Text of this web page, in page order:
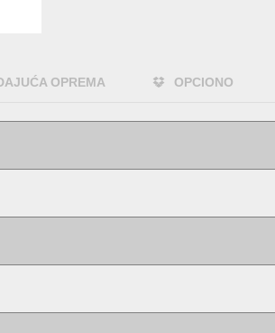
OPREMA OPCIONO